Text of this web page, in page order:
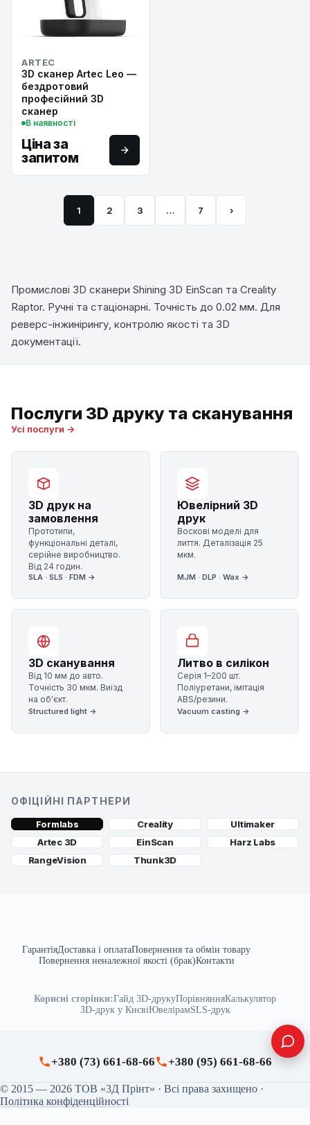
ARTEC
3D сканер Artec Leo —
бездротовий
професійний 3D
сканер
В наявності
Ціна за
запитом
1 2 3 … 7 ›
Промислові 3D сканери Shining 3D EinScan та Creality
Raptor. Ручні та стаціонарні. Точність до 0.02 мм. Для
реверс-інжинірингу, контролю якості та 3D
документації.
Послуги 3D друку та сканування
Усі послуги →
3D друк на
замовлення
Прототипи,
функціональні деталі,
серійне виробництво.
Від 24 годин.
SLA · SLS · FDM →
Ювелірний 3D
друк
Воскові моделі для
лиття. Деталізація 25
мкм.
MJM · DLP · Wax →
3D сканування
Від 10 мм до авто.
Точність 30 мкм. Виїзд
на об'єкт.
Structured light →
Литво в силікон
Серія 1–200 шт.
Поліуретани, імітація
ABS/резини.
Vacuum casting →
ОФІЦІЙНІ ПАРТНЕРИ
Formlabs Creality
Ultimaker
Artec 3D
EinScan
Harz Labs
RangeVision
Thunk3D
ГарантіяДоставка і оплатаПовернення та обмін товару
Повернення неналежної якості (брак)Контакти
Корисні сторінки:Гайд 3D-друкуПорівнянняКалькулятор
3D-друк у КиєвіЮвелірамSLS-друк
+380 (73) 661-68-66 +380 (95) 661-68-66
© 2015 — 2026 ТОВ «3Д Прінт» · Всі права захищено ·
Політика конфіденційності